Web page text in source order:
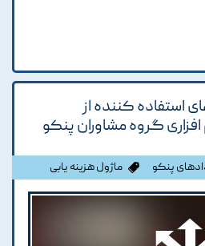
استفاده کننده از
گروه مشاوران پنکو
پنکو ماژول هزینه یابی